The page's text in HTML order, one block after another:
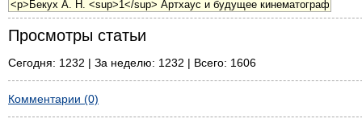
Просмотры статьи
Сегодня: 1232 | За неделю: 1232 | Всего: 1606
Комментарии (0)